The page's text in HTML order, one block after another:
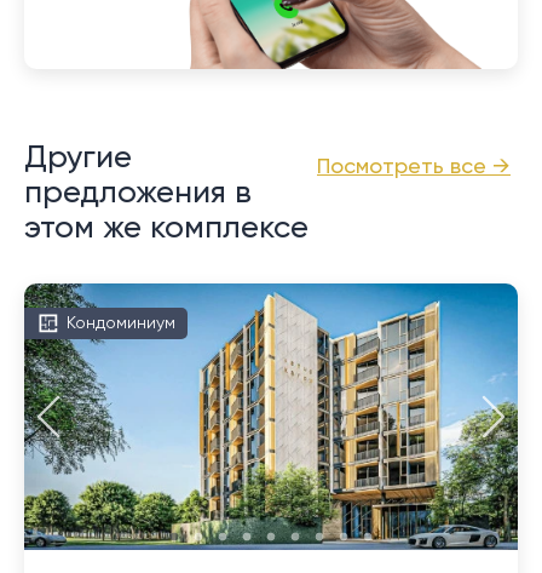
Посмотреть все →
Другие
предложения в
этом же комплексе
Кондоминиум